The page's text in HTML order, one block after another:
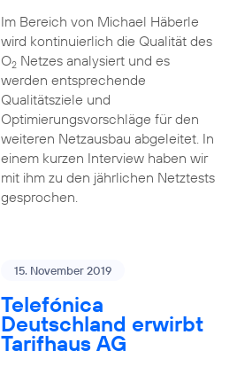
Im Bereich von Michael Häberle
wird kontinuierlich die Qualität des
O2Netzes analysiert und es
werden entsprechende
Qualitätsziele und
Optimierungsvorschläge für den
weiteren Netzausbau abgeleitet. In
einem kurzen Interview haben wir
mit ihm zu den jährlichen Netztests
gesprochen.
15. November 2019
Telefónica
Deutschland erwirbt
Tarifhaus AG